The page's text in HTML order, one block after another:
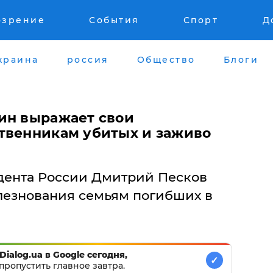
События Спорт
россия Общество Блоги
выражает свои
убитых и заживо
России Дмитрий Песков
семьям погибших в
в Google сегодня,
главное завтра.
✓